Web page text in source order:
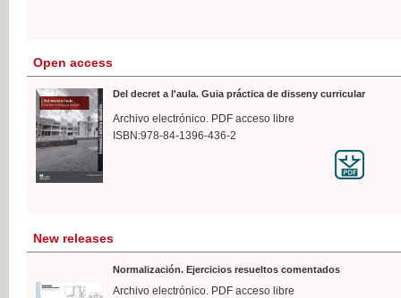
Open access
Del decret a l'aula. Guia práctica de disseny curricular
Archivo electrónico. PDF acceso libre
ISBN:978-84-1396-436-2
New releases
Normalización. Ejercicios resueltos comentados
Archivo electrónico. PDF acceso libre